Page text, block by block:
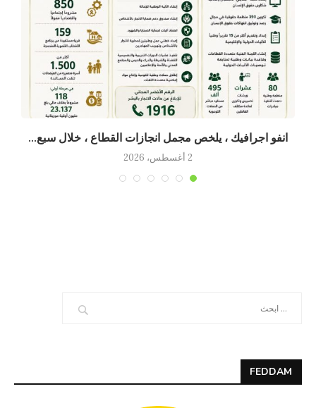
انفو اجرافيك ، يلخص مجمل انجازات القطاع ، خلال سبع...
2 أغسطس، 2026
FEDDAM